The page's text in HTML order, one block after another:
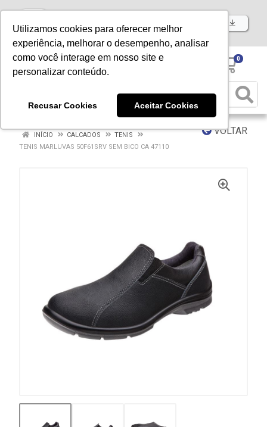
Utilizamos cookies para oferecer melhor
experiência, melhorar o desempenho, analisar
como você interage em nosso site e
personalizar conteúdo.
Recusar Cookies Aceitar Cookies
Baixe já nosso APP
0
VOLTAR
INÍCIO CALCADOS
TENIS
TENIS MARLUVAS 50F61SRV SEM BICO CA 47110